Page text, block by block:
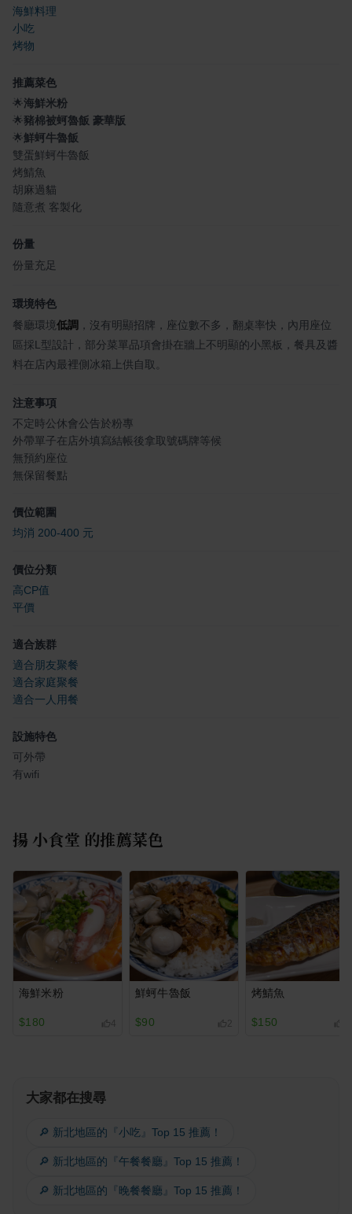
海鮮料理
小吃
烤物
推薦菜色
🌟海鮮米粉
🌟豬棉被蚵魯飯 豪華版
🌟鮮蚵牛魯飯
雙蛋鮮蚵牛魯飯
烤鯖魚
胡麻過貓
隨意煮 客製化
份量
份量充足
環境特色
餐廳環境低調 ，沒有明顯招牌，座位數不多，翻桌率快，內用座位
區採L型設計，部分菜單品項會掛在牆上不明顯的小黑板，餐具及醬
料在店內最裡側冰箱上供自取。
注意事項
不定時公休會公告於粉專
外帶單子在店外填寫結帳後拿取號碼牌等候
無預約座位
無保留餐點
價位範圍
均消 200-400 元
價位分類
高CP值
平價
適合族群
適合朋友聚餐
適合家庭聚餐
適合一人用餐
設施特色
可外帶
有wifi
揚 小食堂 的推薦菜色
海鮮米粉
$180 4
鮮蚵牛魯飯
$90 2
烤鯖魚
$150
大家都在搜尋
🔎 新北地區的『小吃』Top 15 推薦！
🔎 新北地區的『午餐餐廳』Top 15 推薦！
🔎 新北地區的『晚餐餐廳』Top 15 推薦！